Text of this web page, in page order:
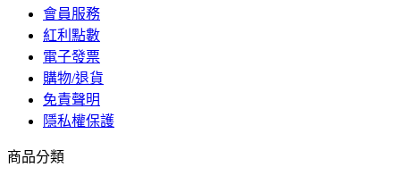
會員服務
紅利點數
電子發票
購物/退貨
免責聲明
隱私權保護
商品分類